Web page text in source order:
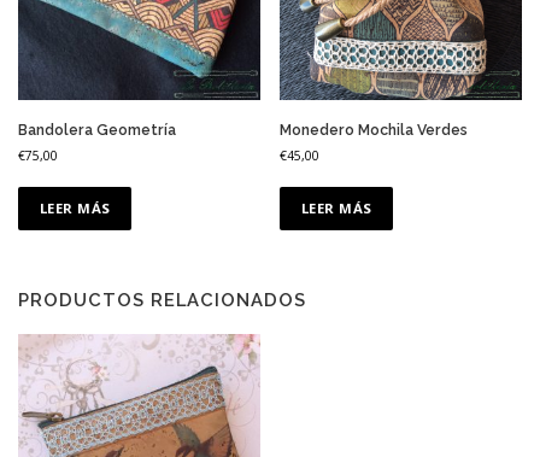
Bandolera Geometría
€75,00
LEER MÁS
Monedero Mochila Verdes
€45,00
LEER MÁS
PRODUCTOS RELACIONADOS